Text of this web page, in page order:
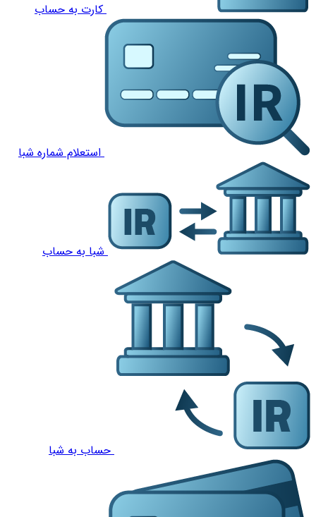
کارت به حساب
استعلام شماره شبا
شبا به حساب
حساب به شبا